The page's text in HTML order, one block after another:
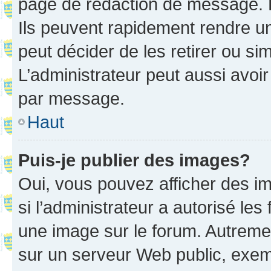
Ils peuvent rapidement rendre
peut décider de les retirer ou
L’administrateur peut aussi
par message.
Haut
Puis-je publier des images?
Oui, vous pouvez afficher des
si l’administrateur a autorisé
une image sur le forum.
sur un serveur Web public,